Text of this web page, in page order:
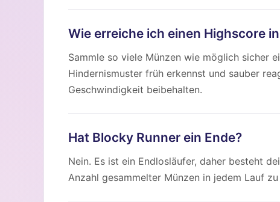
Wie erreiche ich einen Highscore
Sammle so viele Münzen wie möglich sicher
Hindernismuster früh erkennst und sauber
Geschwindigkeit beibehalten.
Hat Blocky Runner ein Ende?
Nein. Es ist ein Endlosläufer, daher besteht
Anzahl gesammelter Münzen in jedem Lauf